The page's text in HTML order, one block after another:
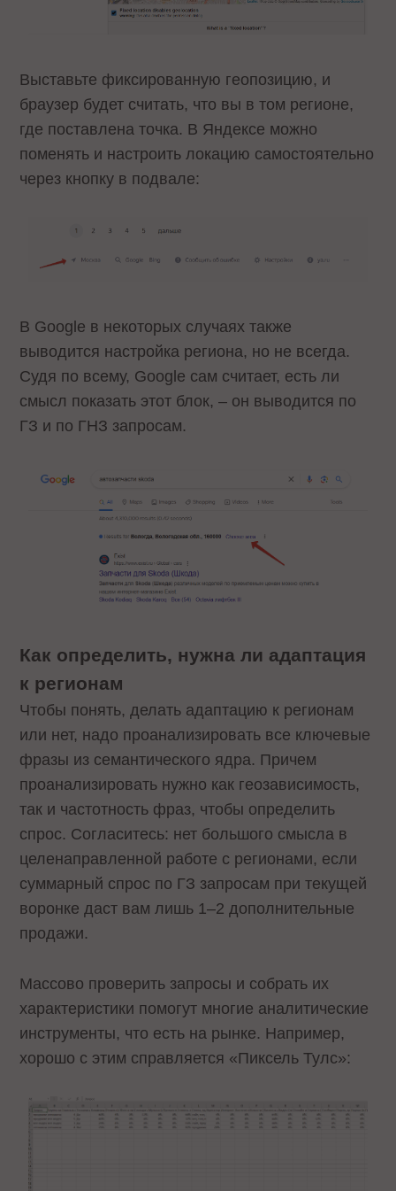
Выставьте фиксированную геопозицию, и
браузер будет считать, что вы в том регионе,
где поставлена точка. В Яндексе можно
поменять и настроить локацию самостоятельно
через кнопку в подвале:
В Google в некоторых случаях также
выводится настройка региона, но не всегда.
Судя по всему, Google сам считает, есть ли
смысл показать этот блок, – он выводится по
ГЗ и по ГНЗ запросам.
Как определить, нужна ли адаптация
к регионам
Чтобы понять, делать адаптацию к регионам
или нет, надо проанализировать все ключевые
фразы из семантического ядра. Причем
проанализировать нужно как геозависимость,
так и частотность фраз, чтобы определить
спрос. Согласитесь: нет большого смысла в
целенаправленной работе с регионами, если
суммарный спрос по ГЗ запросам при текущей
воронке даст вам лишь 1–2 дополнительные
продажи.
Массово проверить запросы и собрать их
характеристики помогут многие аналитические
инструменты, что есть на рынке. Например,
хорошо с этим справляется «Пиксель Тулс»: